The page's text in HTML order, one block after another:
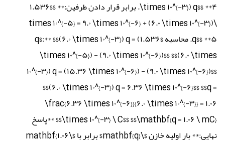
\times ۱۰^{-۳}) q$$ **۴. برابر قرار دادن طرفین:** $$۱.۵۳۶
\times ۱۰^{-۵} = ۹.۰ \times ۱۰^{-۶} + (۶.۰ \times ۱۰^{-۳})
q$$ **۵. محاسبه $q$:** $$(۶.۰ \times ۱۰^{-۳}) q = (۱.۵۳۶
\times ۱۰^{-۵}) - (۹.۰ \times ۱۰^{-۶})$$ $$(۶.۰ \times
۱۰^{-۳}) q = (۱۵.۳۶ \times ۱۰^{-۶}) - (۹.۰ \times ۱۰^{-۶})$$
$$(۶.۰ \times ۱۰^{-۳}) q = ۶.۳۶ \times ۱۰^{-۶}$$ $$q =
\frac{۶.۳۶ \times ۱۰^{-۶}}{۶.۰ \times ۱۰^{-۳}} = ۱.۰۶
\times ۱۰^{-۳} \ C$$ $$\mathbf{q = ۱.۰۶ \ mC}$$ **پاسخ
نهایی:** بار اولیه خازن $\mathbf{q}$ برابر با $\mathbf{۱.۰۶